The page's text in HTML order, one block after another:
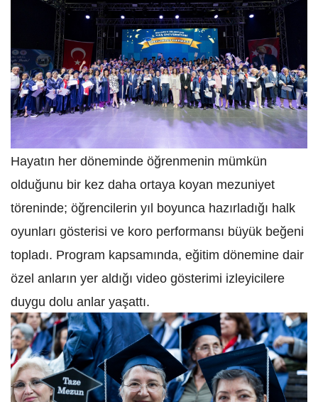
Hayatın her döneminde öğrenmenin mümkün
olduğunu bir kez daha ortaya koyan mezuniyet
töreninde; öğrencilerin yıl boyunca hazırladığı halk
oyunları gösterisi ve koro performansı büyük beğeni
topladı. Program kapsamında, eğitim dönemine dair
özel anların yer aldığı video gösterimi izleyicilere
duygu dolu anlar yaşattı.